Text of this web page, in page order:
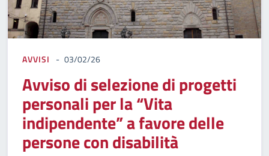
AVVISI 03/02/26
Avviso di selezione di progetti
personali per la “Vita
indipendente” a favore delle
persone con disabilità